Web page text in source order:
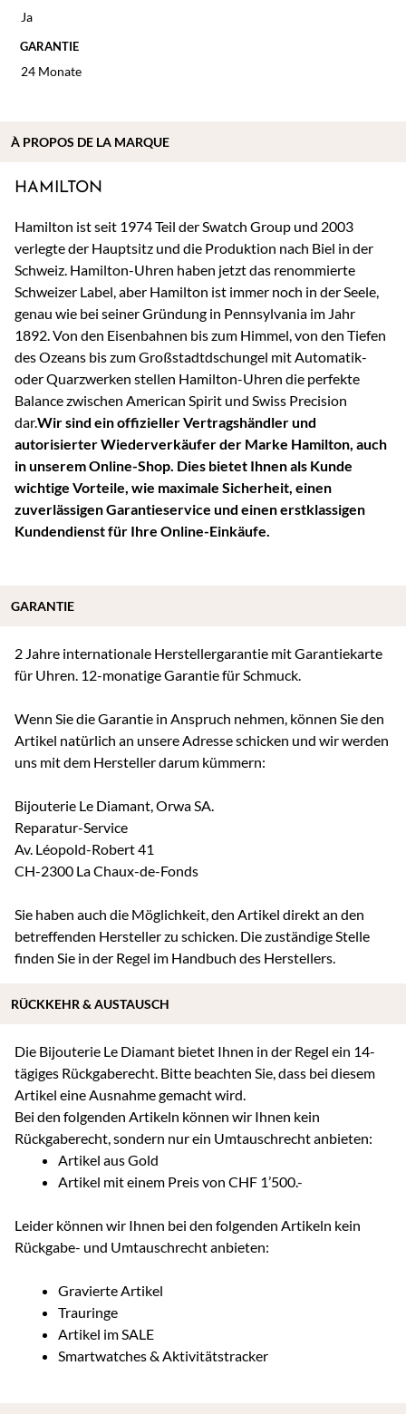
Ja
GARANTIE
24 Monate
HAMILTON
Hamilton ist seit 1974 Teil der Swatch Group und 2003
verlegte der Hauptsitz und die Produktion nach Biel in der
Schweiz. Hamilton-Uhren haben jetzt das renommierte
Schweizer Label, aber Hamilton ist immer noch in der Seele,
genau wie bei seiner Gründung in Pennsylvania im Jahr
1892. Von den Eisenbahnen bis zum Himmel, von den Tiefen
des Ozeans bis zum Großstadtdschungel mit Automatik-
oder Quarzwerken stellen Hamilton-Uhren die perfekte
Balance zwischen American Spirit und Swiss Precision
dar.Wir sind ein offizieller Vertragshändler und
autorisierter Wiederverkäufer der Marke Hamilton, auch
in unserem Online-Shop. Dies bietet Ihnen als Kunde
wichtige Vorteile, wie maximale Sicherheit, einen
zuverlässigen Garantieservice und einen erstklassigen
Kundendienst für Ihre Online-Einkäufe.
2 Jahre internationale Herstellergarantie mit Garantiekarte
für Uhren. 12-monatige Garantie für Schmuck.
Wenn Sie die Garantie in Anspruch nehmen, können Sie den
Artikel natürlich an unsere Adresse schicken und wir werden
uns mit dem Hersteller darum kümmern:
Bijouterie Le Diamant, Orwa SA.
Reparatur-Service
Av. Léopold-Robert 41
CH-2300 La Chaux-de-Fonds
Sie haben auch die Möglichkeit, den Artikel direkt an den
betreffenden Hersteller zu schicken. Die zuständige Stelle
finden Sie in der Regel im Handbuch des Herstellers.
Die Bijouterie Le Diamant bietet Ihnen in der Regel ein 14-
tägiges Rückgaberecht. Bitte beachten Sie, dass bei diesem
Artikel eine Ausnahme gemacht wird.
Bei den folgenden Artikeln können wir Ihnen kein
Rückgaberecht, sondern nur ein Umtauschrecht anbieten:
Artikel aus Gold
Artikel mit einem Preis von CHF 1’500.-
Leider können wir Ihnen bei den folgenden Artikeln kein
Rückgabe- und Umtauschrecht anbieten:
Gravierte Artikel
Trauringe
Artikel im SALE
Smartwatches & Aktivitätstracker
À PROPOS DE LA MARQUE
GARANTIE
RÜCKKEHR & AUSTAUSCH